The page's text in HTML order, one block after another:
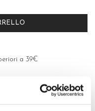
a 39€
e Bonifico Bancario